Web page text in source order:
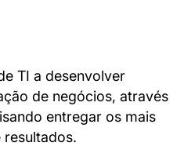
TI a desenvolver
de negócios, através
entregar os mais
resultados.